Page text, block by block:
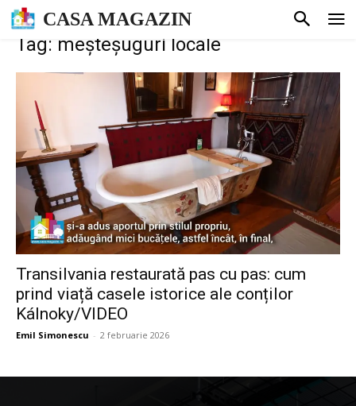
CASA MAGAZIN
Tag: meșteșuguri locale
Transilvania restaurată pas cu pas: cum
prind viață casele istorice ale conților
Kálnoky/VIDEO
Emil Simonescu - 2 februarie 2026